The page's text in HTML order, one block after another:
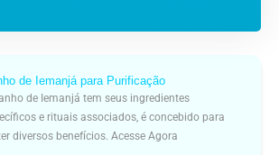
de Iemanjá para Purificação
de Iemanjá tem seus ingredientes
e rituais associados, é concebido para
diversos benefícios. Acesse Agora